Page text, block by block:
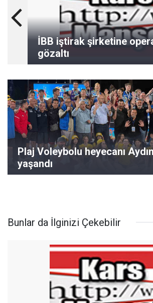
İBB iştirak şirketine
gözaltı
Plaj Voleybolu heyecanı
yaşandı
Bunlar da İlginizi Çekebilir